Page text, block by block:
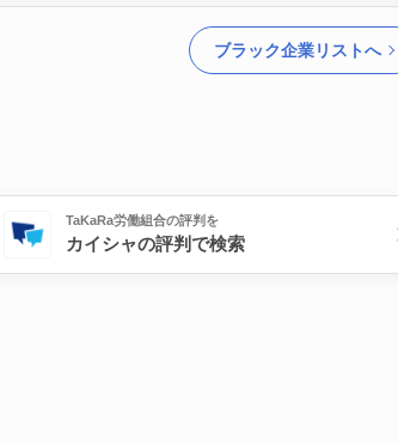
ブラック企業リストへ
TaKaRa労働組合の評判を
カイシャの評判で検索